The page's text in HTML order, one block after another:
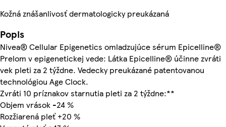
Kožná znášanlivosť dermatologicky preukázaná
Popis
Nivea® Cellular Epigenetics omladzujúce sérum Epicelline®
Prelom v epigenetickej vede: Látka Epicelline® účinne zvráti
vek pleti za 2 týždne. Vedecky preukázané patentovanou
technológiou Age Clock.
Zvráti 10 príznakov starnutia pleti za 2 týždne:**
Objem vrások -24 %
Rozžiarená pleť +20 %